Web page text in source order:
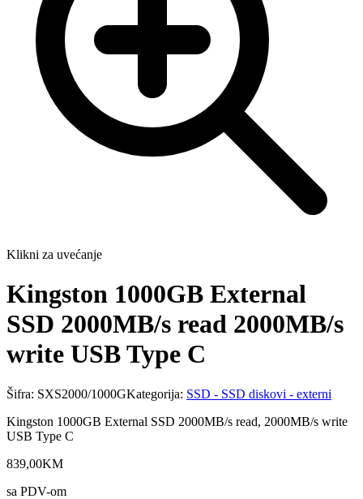
Klikni za uvećanje
Kingston 1000GB External
SSD 2000MB/s read 2000MB/s
write USB Type C
Šifra: SXS2000/1000GKategorija: SSD - SSD diskovi - externi
Kingston 1000GB External SSD 2000MB/s read, 2000MB/s write
USB Type C
839,00KM
sa PDV-om